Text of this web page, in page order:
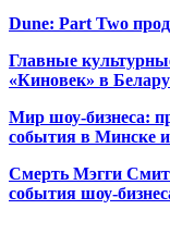
Dune: Part Two
Главные
«Киновек» в
Мир шоу-бизнеса:
события в Минске
Смерть Мэгги
события шоу-